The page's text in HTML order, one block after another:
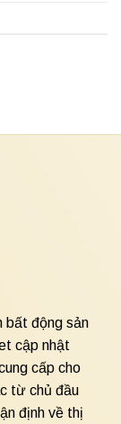
bất động sản
cập nhật
cấp cho
từ chủ đầu
định về thị